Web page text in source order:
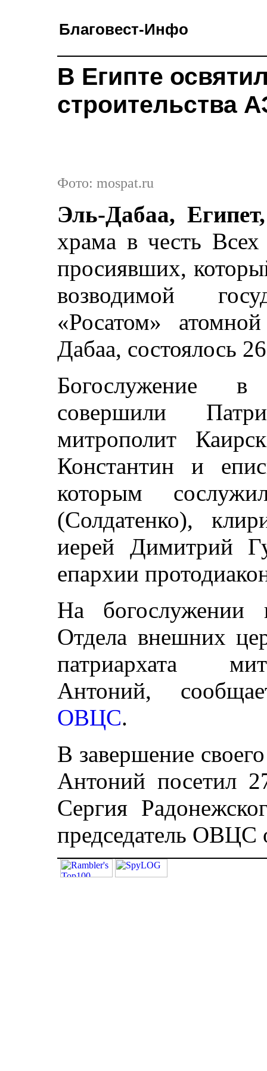
Благовест-Инфо
В Египте
строительства
Фото: mospat.ru
Эль-Дабаа,
храма в честь
просиявших,
возводимой
«Росатом»
Дабаа, состоялось
Богослужение
совершили
митрополит
Константин и
которым
(Солдатенко),
иерей Димитрий
епархии
На богослужении
Отдела внешних
патриархата
Антоний,
ОВЦС.
В завершение
Антоний посетил
Сергия
председатель ОВЦС